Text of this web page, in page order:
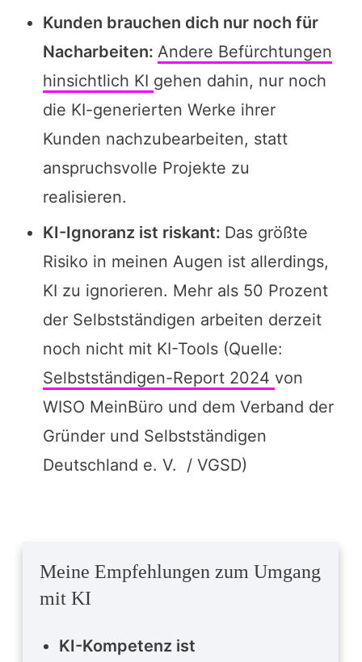
Kunden brauchen dich nur noch für
Nacharbeiten: Andere Befürchtungen
hinsichtlich KI gehen dahin, nur noch
die KI-generierten Werke ihrer
Kunden nachzubearbeiten, statt
anspruchsvolle Projekte zu
realisieren.
KI-Ignoranz ist riskant: Das größte
Risiko in meinen Augen ist allerdings,
KI zu ignorieren. Mehr als 50 Prozent
der Selbstständigen arbeiten derzeit
noch nicht mit KI-Tools (Quelle:
Selbstständigen-Report 2024 von
WISO MeinBüro und dem Verband der
Gründer und Selbstständigen
Deutschland e. V. / VGSD)
Meine Empfehlungen zum Umgang
mit KI
KI-Kompetenz ist